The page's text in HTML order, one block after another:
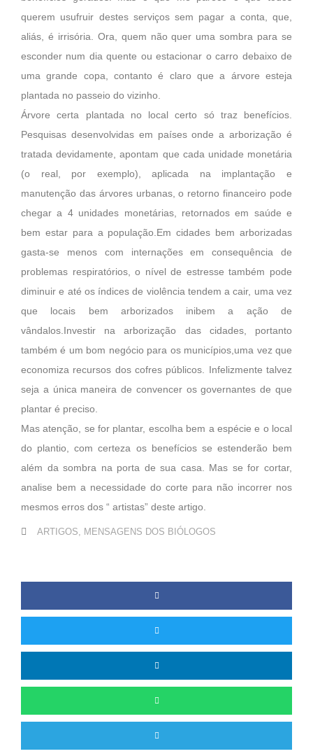
querem usufruir destes serviços sem pagar a conta, que,
aliás, é irrisória. Ora, quem não quer uma sombra para se
esconder num dia quente ou estacionar o carro debaixo de
uma grande copa, contanto é claro que a árvore esteja
plantada no passeio do vizinho.
Árvore certa plantada no local certo só traz benefícios.
Pesquisas desenvolvidas em países onde a arborização é
tratada devidamente, apontam que cada unidade monetária
(o real, por exemplo), aplicada na implantação e
manutenção das árvores urbanas, o retorno financeiro pode
chegar a 4 unidades monetárias, retornados em saúde e
bem estar para a população.Em cidades bem arborizadas
gasta-se menos com internações em consequência de
problemas respiratórios, o nível de estresse também pode
diminuir e até os índices de violência tendem a cair, uma vez
que locais bem arborizados inibem a ação de
vândalos.Investir na arborização das cidades, portanto
também é um bom negócio para os municípios,uma vez que
economiza recursos dos cofres públicos. Infelizmente talvez
seja a única maneira de convencer os governantes de que
plantar é preciso.
Mas atenção, se for plantar, escolha bem a espécie e o local
do plantio, com certeza os benefícios se estenderão bem
além da sombra na porta de sua casa. Mas se for cortar,
analise bem a necessidade do corte para não incorrer nos
mesmos erros dos “ artistas” deste artigo.
ARTIGOS, MENSAGENS DOS BIÓLOGOS